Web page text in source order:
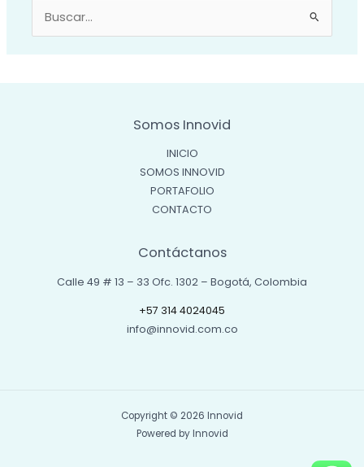
Buscar
por:
Somos Innovid
INICIO
SOMOS INNOVID
PORTAFOLIO
CONTACTO
Contáctanos
Calle 49 # 13 – 33 Ofc. 1302 – Bogotá, Colombia
+57 314 4024045
info@innovid.com.co
Copyright © 2026 Innovid
Powered by Innovid